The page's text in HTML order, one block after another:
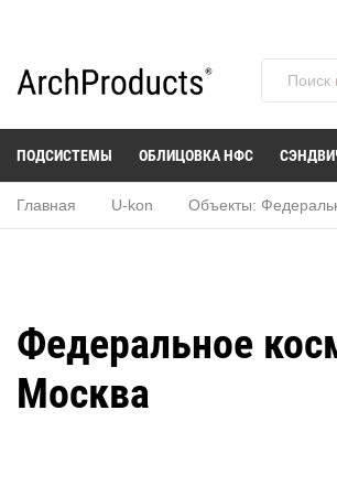
Поиск
ПОДСИСТЕМЫ ОБЛИЦОВКА НФС
Главная U-kon Объекты:
Федеральное
Москва